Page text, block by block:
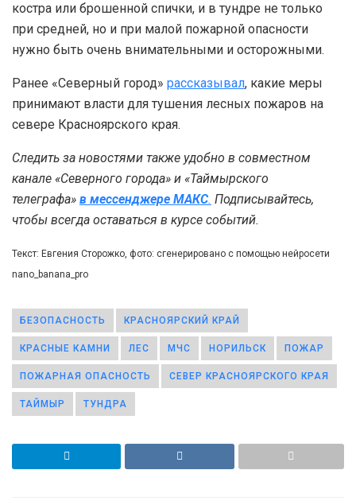
костра или брошенной спички, и в тундре не только
при средней, но и при малой пожарной опасности
нужно быть очень внимательными и осторожными.
Ранее «Северный город» рассказывал, какие меры
принимают власти для тушения лесных пожаров на
севере Красноярского края.
Следить за новостями также удобно в совместном
канале «Северного города» и «Таймырского
телеграфа» в мессенджере MAКС. Подписывайтесь,
чтобы всегда оставаться в курсе событий.
Текст: Евгения Сторожко, фото: сгенерировано с помощью нейросети
nano_banana_pro
БЕЗОПАСНОСТЬ КРАСНОЯРСКИЙ КРАЙ
КРАСНЫЕ КАМНИ ЛЕС МЧС НОРИЛЬСК ПОЖАР
ПОЖАРНАЯ ОПАСНОСТЬ СЕВЕР КРАСНОЯРСКОГО КРАЯ
ТАЙМЫР ТУНДРА